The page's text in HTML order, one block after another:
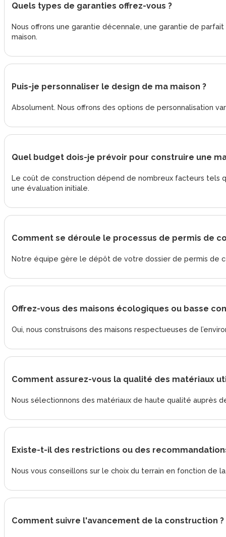
Quels types de garanties offrez-vous ?
Nous offrons une garantie décennale, une garantie de
maison.
Puis-je personnaliser le design de ma maison ?
Absolument. Nous offrons des options de personnalisation
Quel budget dois-je prévoir pour construire une
Le coût de construction dépend de nombreux facteurs tels
une évaluation initiale.
Comment se déroule le processus de permis de
Notre équipe gère le dépôt de votre dossier de permis de
Offrez-vous des maisons écologiques ou basse
Oui, nous construisons des maisons respectueuses de
Comment assurez-vous la qualité des matériaux
Nous sélectionnons des matériaux de haute qualité auprès
Existe-t-il des restrictions ou des
Nous vous conseillons sur le choix du terrain en fonction
Comment suivre l'avancement de la construction ?